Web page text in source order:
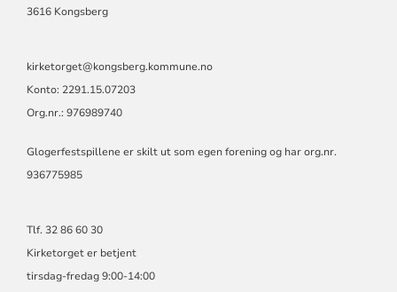
3616 Kongsberg
kirketorget@kongsberg.kommune.no
Konto: 2291.15.07203
Org.nr.: 976989740
Glogerfestspillene er skilt ut som egen forening og har org.nr.
936775985
Tlf. 32 86 60 30
Kirketorget er betjent
tirsdag-fredag 9:00-14:00